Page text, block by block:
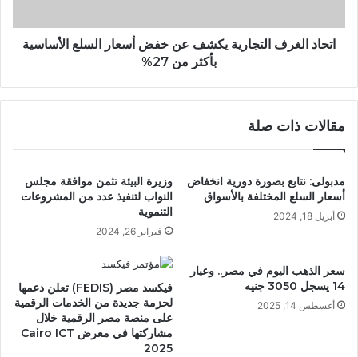
اتحاد الغرف التجارية يكشف عن خفض أسعار السلع الأساسية
بأكثر من 27%
مقالات ذات صلة
مدبولى: نتابع بصورة دورية انخفاض
أسعار السلع المختلفة بالأسواق
أبريل 18, 2024
وزيرة البيئة تثمن موافقة مجلس
النواب لتنفيذ عدد من المشروعات
التنموية
فبراير 26, 2024
سعر الذهب اليوم في مصر.. وعيار
14 يسجل 3050 جنيه
أغسطس 14, 2025
فيكسد مصر (FEDIS) تعلن دعمها
لحزمة جديدة من الخدمات الرقمية
على منصة مصر الرقمية خلال
مشاركتها في معرض Cairo ICT
2025